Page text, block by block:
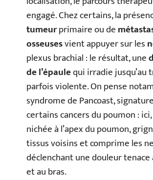
engagé. Chez certains, la
tumeurprimaire ou de
osseusesvient appuyer sur les
plexus brachial : le résultat, une
de l’épaulequi irradie jusqu’au
parfois violente. On pense
syndrome de Pancoast,
certains cancers du poumon :
nichée à l’apex du poumon,
tissus voisins et comprime les
déclenchant une douleur tenace
et au bras.